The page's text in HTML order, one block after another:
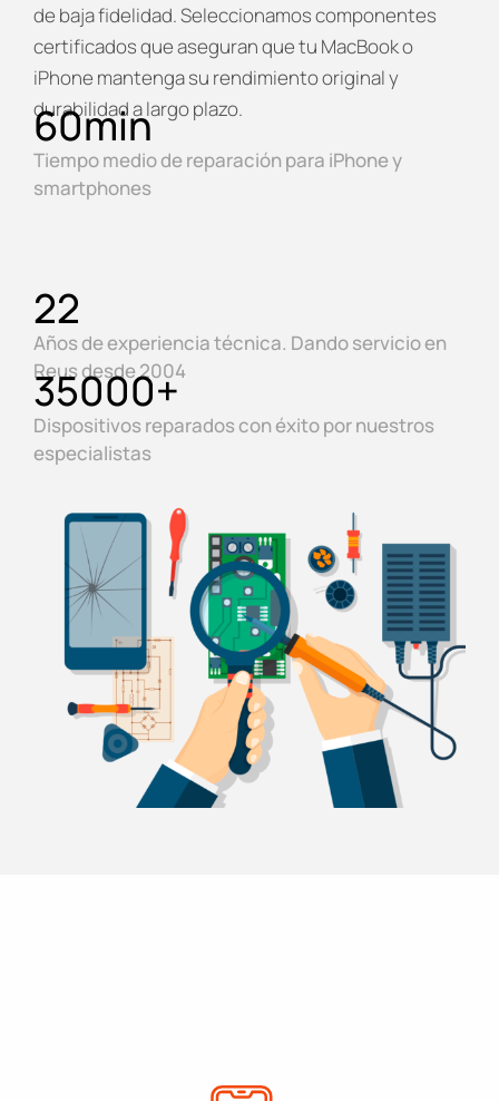
de baja fidelidad. Seleccionamos componentes
certificados que aseguran que tu MacBook o
iPhone mantenga su rendimiento original y
durabilidad a largo plazo.
Tiempo medio de reparación para iPhone y
smartphones
60min
Años de experiencia técnica. Dando servicio en
Reus desde 2004
22
Dispositivos reparados con éxito por nuestros
especialistas
35000+